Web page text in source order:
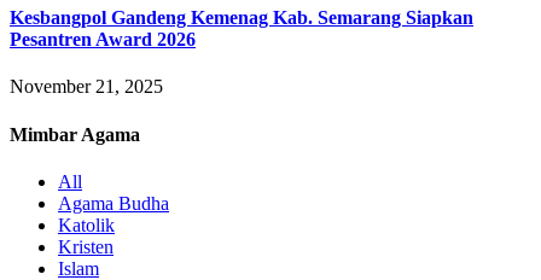
Kesbangpol Gandeng Kemenag Kab. Semarang Siapkan
Pesantren Award 2026
November 21, 2025
Mimbar Agama
All
Agama Budha
Katolik
Kristen
Islam